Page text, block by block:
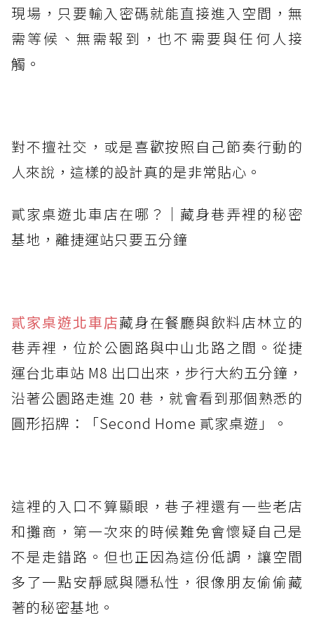
現場，只要輸入密碼就能直接進入空間，無
需等候、無需報到，也不需要與任何人接
觸。
對不擅社交，或是喜歡按照自己節奏行動的
人來說，這樣的設計真的是非常貼心。
貳家桌遊北車店在哪？｜藏身巷弄裡的秘密
基地，離捷運站只要五分鐘
貳家桌遊北車店藏身在餐廳與飲料店林立的
巷弄裡，位於公園路與中山北路之間。從捷
運台北車站 M8 出口出來，步行大約五分鐘，
沿著公園路走進 20 巷，就會看到那個熟悉的
圓形招牌：「Second Home 貳家桌遊」。
這裡的入口不算顯眼，巷子裡還有一些老店
和攤商，第一次來的時候難免會懷疑自己是
不是走錯路。但也正因為這份低調，讓空間
多了一點安靜感與隱私性，很像朋友偷偷藏
著的秘密基地。